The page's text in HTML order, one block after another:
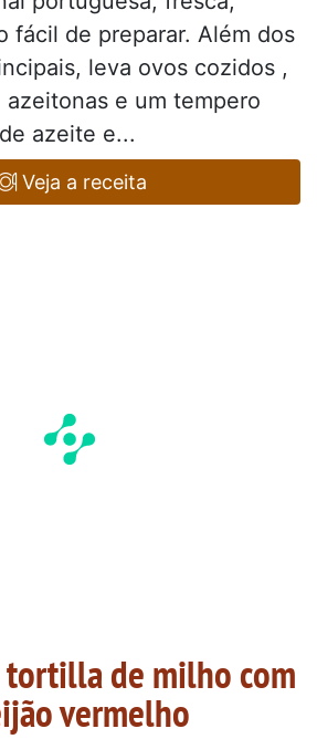
fácil de preparar. Além dos
leva ovos cozidos ,
e um tempero
azeite e...
Veja a receita
de milho com
vermelho